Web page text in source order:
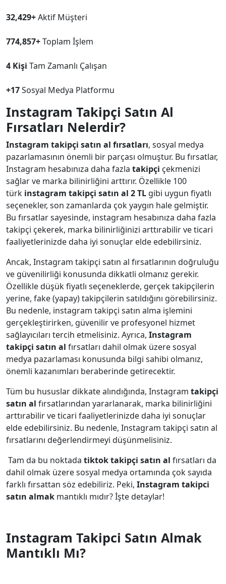
32,429+Aktif Müşteri
774,857+Toplam İşlem
4 Kişi Tam Zamanlı Çalışan
+17Sosyal Medya Platformu
Instagram Takipçi Satın Al
Fırsatları Nelerdir?
Instagram takipçi satın al fırsatları, sosyal medya
pazarlamasının önemli bir parçası olmuştur. Bu fırsatlar,
Instagram hesabınıza daha fazla takipçi çekmenizi
sağlar ve marka bilinirliğini arttırır. Özellikle 100
türk instagram takipçi satın al 2 TL gibi uygun fiyatlı
seçenekler, son zamanlarda çok yaygın hale gelmiştir.
Bu fırsatlar sayesinde, instagram hesabınıza daha fazla
takipçi çekerek, marka bilinirliğinizi arttırabilir ve ticari
faaliyetlerinizde daha iyi sonuçlar elde edebilirsiniz.
Ancak, Instagram takipçi satın al fırsatlarının doğruluğu
ve güvenilirliği konusunda dikkatli olmanız gerekir.
Özellikle düşük fiyatlı seçeneklerde, gerçek takipçilerin
yerine, fake (yapay) takipçilerin satıldığını görebilirsiniz.
Bu nedenle, instagram takipçi satın alma işlemini
gerçekleştirirken, güvenilir ve profesyonel hizmet
sağlayıcıları tercih etmelisiniz. Ayrıca, Instagram
takipçi satın al fırsatları dahil olmak üzere sosyal
medya pazarlaması konusunda bilgi sahibi olmanız,
önemli kazanımları beraberinde getirecektir.
Tüm bu hususlar dikkate alındığında, Instagram takipçi
satın al fırsatlarından yararlanarak, marka bilinirliğini
arttırabilir ve ticari faaliyetlerinizde daha iyi sonuçlar
elde edebilirsiniz. Bu nedenle, Instagram takipçi satın al
fırsatlarını değerlendirmeyi düşünmelisiniz.
Tam da bu noktada tiktok takipçi satın al fırsatları da
dahil olmak üzere sosyal medya ortamında çok sayıda
farklı fırsattan söz edebiliriz. Peki, Instagram takipci
satın almak mantıklı mıdır? İşte detaylar!
Instagram Takipci Satın Almak
Mantıklı Mı?